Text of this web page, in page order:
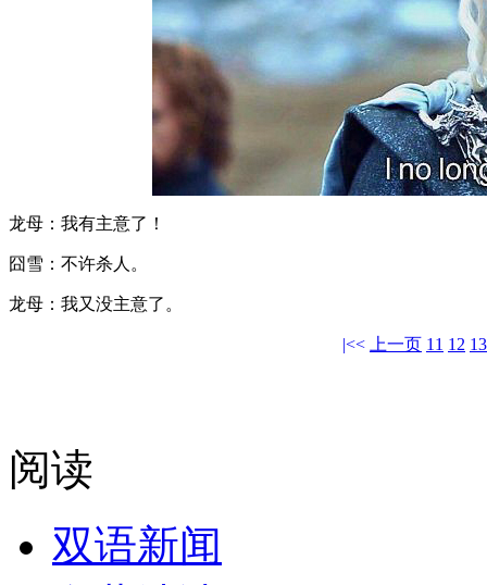
龙母：我有主意了！
囧雪：不许杀人。
龙母：我又没主意了。
|<< 上一页 11 12 13
阅读
双语新闻